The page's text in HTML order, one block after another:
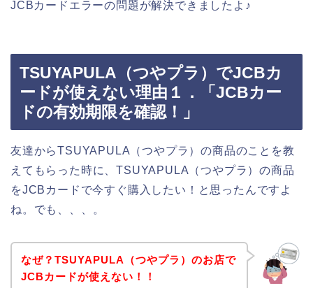
JCBカードエラーの問題が解決できましたよ♪
TSUYAPULA（つやプラ）でJCBカ
ードが使えない理由１．「JCBカー
ドの有効期限を確認！」
友達からTSUYAPULA（つやプラ）の商品のことを教
えてもらった時に、TSUYAPULA（つやプラ）の商品
をJCBカードで今すぐ購入したい！と思ったんですよ
ね。でも、、、。
なぜ？TSUYAPULA（つやプラ）のお店で
JCBカードが使えない！！